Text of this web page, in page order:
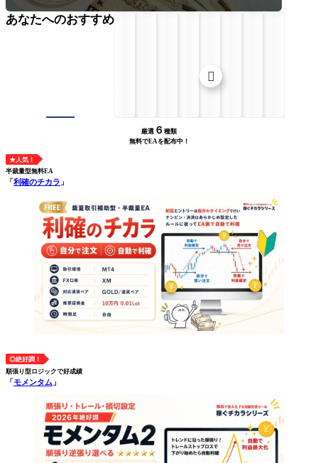
厳選 ６ 種類
無料でEAを配布中！
★人気！
半裁量型無料EA
「利確のチカラ 」
◎絶好調！
順張り型ロジックで好成績
「モメンタム 」
あなたへのおすすめ
